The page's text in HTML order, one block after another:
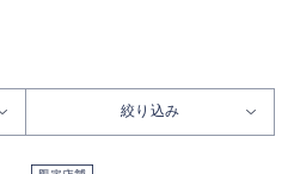
絞り込み